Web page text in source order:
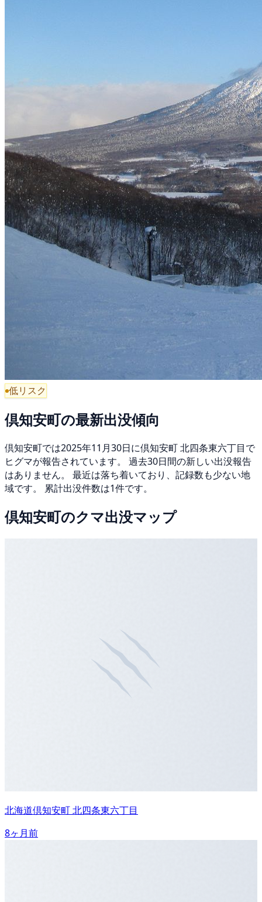
低リスク
倶知安町の最新出没傾向
倶知安町では2025年11月30日に倶知安町 北四条東六丁目で
ヒグマが報告されています。 過去30日間の新しい出没報告
はありません。 最近は落ち着いており、記録数も少ない地
域です。 累計出没件数は1件です。
倶知安町のクマ出没マップ
北海道倶知安町 北四条東六丁目
8ヶ月前